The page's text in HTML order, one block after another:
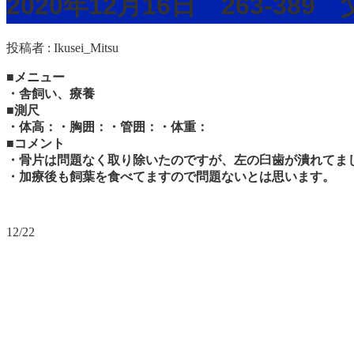
投稿者 : Ikusei_Mitsu
■メニュー
・舎飼い、療養
■測尺
・体高：・胸囲：・管囲：・体重：
■コメント
・骨片は問題なく取り除いたのですが、左の臼歯が潰れてま
・加療後も飼葉を食べてますので問題ないとは思います。
12/22